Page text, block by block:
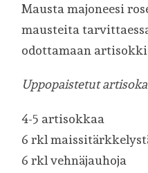
Mausta majoneesi
mausteita
odottamaan
Uppopaistetut
4-5 artisokkaa
6 rkl
6 rkl vehnäjauhoja